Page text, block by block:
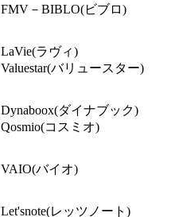
FMV－BIBLO(ビブロ)
LaVie(ラヴィ)
Valuestar(バリュースター)
Dynaboox(ダイナブック)
Qosmio(コスミオ)
VAIO(バイオ)
Let'snote(レッツノート)